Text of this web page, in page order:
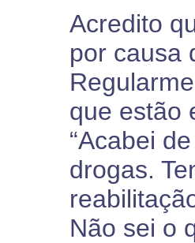
Acredito
por causa
que estão
“Acabei
drogas.
Não sei o